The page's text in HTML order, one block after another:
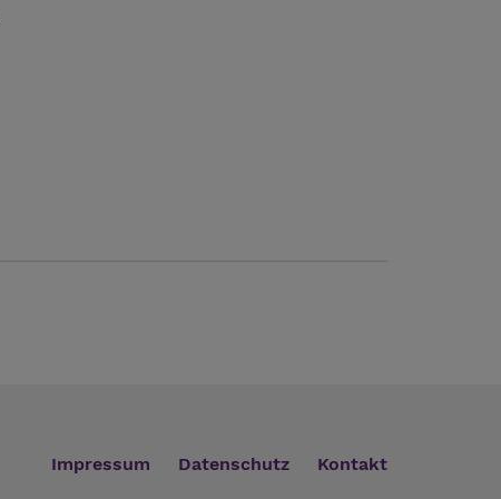
Impressum Datenschutz Kontakt